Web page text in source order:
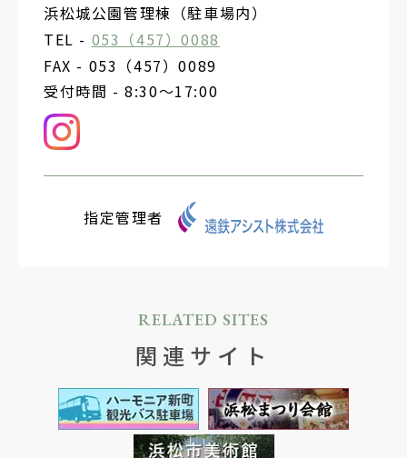
浜松城公園管理棟（駐車場内）
TEL - 053（457）0088
FAX - 053（457）0089
受付時間 - 8:30～17:00
指定管理者
RELATED SITES
関連サイト